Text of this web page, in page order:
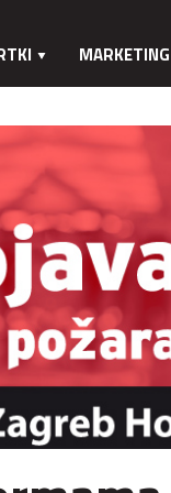
MARKETING